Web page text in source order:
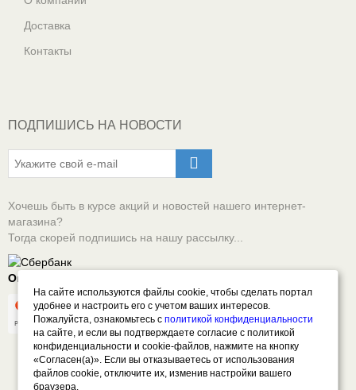
Доставка
Контакты
ПОДПИШИСЬ НА НОВОСТИ
Хочешь быть в курсе акций и новостей нашего интернет-
магазина?
Тогда скорей подпишись на нашу рассылку...
Оплачивай онлайн безопасно
На сайте используются файлы cookie, чтобы сделать портал
удобнее и настроить его с учетом ваших интересов.
Пожалуйста, ознакомьтесь сполитикой конфиденциальности
на сайте, и если вы подтверждаете согласие с политикой
конфиденциальности и cookie-файлов, нажмите на кнопку
«Согласен(а)». Если вы отказываетесь от использования
файлов cookie, отключите их, изменив настройки вашего
браузера.